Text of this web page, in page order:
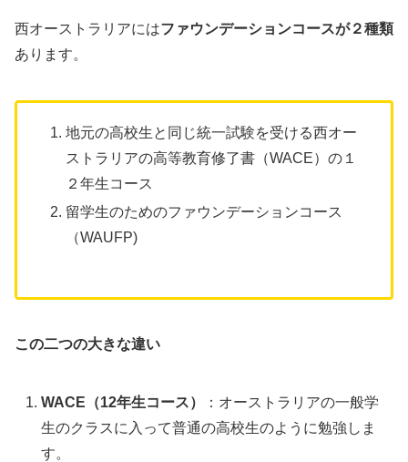
西オーストラリアにはファウンデーションコースが２種類
あります。
地元の高校生と同じ統一試験を受ける西オー
ストラリアの高等教育修了書（WACE）の１
２年生コース
留学生のためのファウンデーションコース
（WAUFP)
この二つの大きな違い
WACE（12年生コース）
：オーストラリアの一般学
生のクラスに入って普通の高校生のように勉強しま
す。